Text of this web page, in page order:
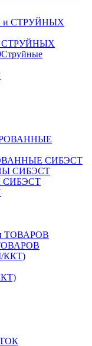
СТРУЙНЫХ
Струйные
СИБЭСТ